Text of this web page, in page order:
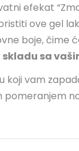
efekat
ove gel
boje, čime
sa
koji vam
pomeranjem